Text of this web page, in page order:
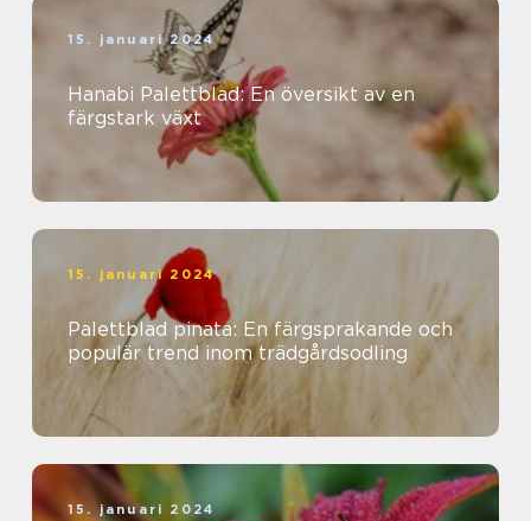
15. januari 2024
Hanabi Palettblad: En översikt av en
färgstark växt
15. januari 2024
Palettblad pinata: En färgsprakande och
populär trend inom trädgårdsodling
15. januari 2024